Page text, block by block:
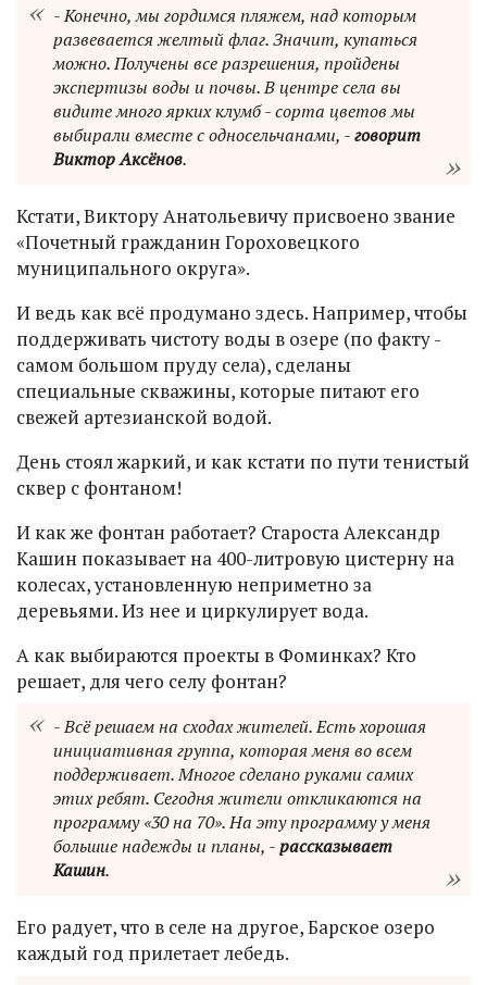
- Конечно, мы гордимся пляжем, над которым
развевается желтый флаг. Значит, купаться
можно. Получены все разрешения, пройдены
экспертизы воды и почвы. В центре села вы
видите много ярких клумб - сорта цветов мы
выбирали вместе с односельчанами, -говорит
Виктор Аксёнов.
Кстати, Виктору Анатольевичу присвоено звание
«Почетный гражданин Гороховецкого
муниципального округа».
И ведь как всё продумано здесь. Например, чтобы
поддерживать чистоту воды в озере (по факту -
самом большом пруду села), сделаны
специальные скважины, которые питают его
свежей артезианской водой.
День стоял жаркий, и как кстати по пути тенистый
сквер с фонтаном!
И как же фонтан работает? Староста Александр
Кашин показывает на 400-литровую цистерну на
колесах, установленную неприметно за
деревьями. Из нее и циркулирует вода.
А как выбираются проекты в Фоминках? Кто
решает, для чего селу фонтан?
- Всё решаем на сходах жителей. Есть хорошая
инициативная группа, которая меня во всем
поддерживает. Многое сделано руками самих
этих ребят. Сегодня жители откликаются на
программу «30 на 70». На эту программу у меня
большие надежды и планы, -рассказывает
Кашин.
Его радует, что в селе на другое, Барское озеро
каждый год прилетает лебедь.